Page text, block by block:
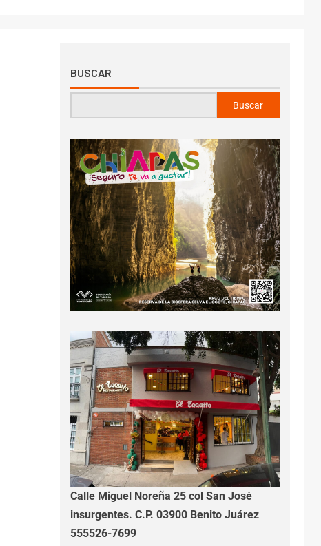
BUSCAR
Buscar
Calle Miguel Noreña 25 col San José
insurgentes. C.P. 03900 Benito Juárez
555526-7699